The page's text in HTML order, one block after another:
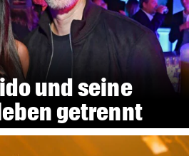
und seine
getrennt